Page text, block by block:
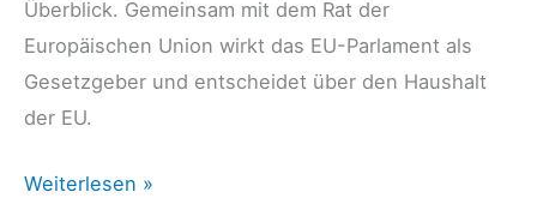
Überblick. Gemeinsam mit dem Rat der
Europäischen Union wirkt das EU-Parlament als
Gesetzgeber und entscheidet über den Haushalt
der EU.
ohne
Weiterlesen »